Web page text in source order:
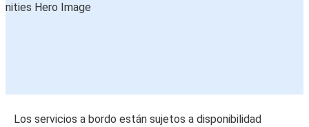
Los servicios a bordo están sujetos a disponibilidad